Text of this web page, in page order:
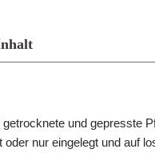
und gepresste
nur eingelegt und auf